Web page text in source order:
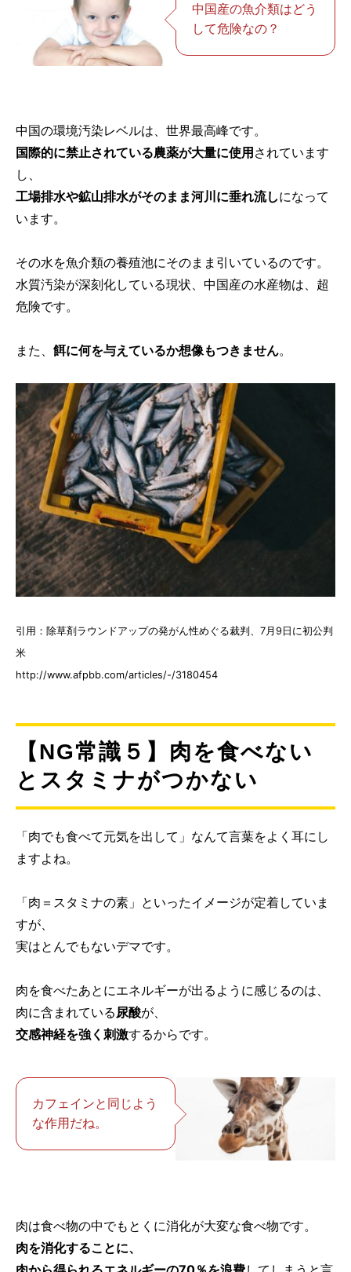
中国産の魚介類はどう
して危険なの？
中国の環境汚染レベルは、世界最高峰です。
国際的に禁止されている農薬が大量に使用 されています
し、
工場排水や鉱山排水がそのまま河川に垂れ流しになって
います。
その水を魚介類の養殖池にそのまま引いているのです。
水質汚染が深刻化している現状、中国産の水産物は、超
危険です。
また、 餌に何を与えているか想像もつきません。
引用：除草剤ラウンドアップの発がん性めぐる裁判、7月9日に初公判
米
http://www.afpbb.com/articles/-/3180454
【NG常識５】肉を食べない
とスタミナがつかない
「肉でも食べて元気を出して」なんて言葉をよく耳にし
ますよね。
「肉＝スタミナの素」といったイメージが定着していま
すが、
実はとんでもないデマです。
肉を食べたあとにエネルギーが出るように感じるのは、
肉に含まれている尿酸が、
交感神経を強く刺激するからです。
カフェインと同じよう
な作用だね。
肉は食べ物の中でもとくに消化が大変な食べ物です。
肉を消化することに、